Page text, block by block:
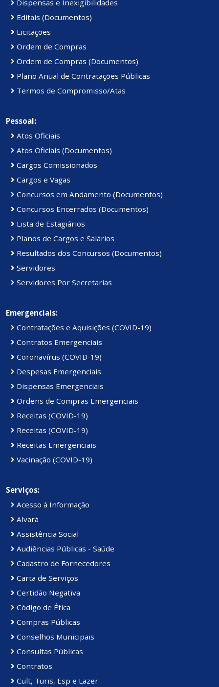
Dispensas e Inexigibilidades
Editais (Documentos)
Licitações
Ordem de Compras
Ordem de Compras (Documentos)
Plano Anual de Contratações Públicas
Termos de Compromisso/Atas
Pessoal:
Atos Oficiais
Atos Oficiais (Documentos)
Cargos Comissionados
Cargos e Vagas
Concursos em Andamento (Documentos)
Concursos Encerrados (Documentos)
Lista de Estagiários
Planos de Cargos e Salários
Resultados dos Concursos (Documentos)
Servidores
Servidores Por Secretarias
Emergenciais:
Contratações e Aquisições (COVID-19)
Contratos Emergenciais
Coronavírus (COVID-19)
Despesas Emergenciais
Dispensas Emergenciais
Ordens de Compras Emergenciais
Receitas (COVID-19)
Receitas (COVID-19)
Receitas Emergenciais
Vacinação (COVID-19)
Serviços:
Acesso à Informação
Alvará
Assistência Social
Audiências Públicas - Saúde
Cadastro de Fornecedores
Carta de Serviços
Certidão Negativa
Código de Ética
Compras Públicas
Conselhos Municipais
Consultas Públicas
Contratos
Cult, Turis, Esp e Lazer